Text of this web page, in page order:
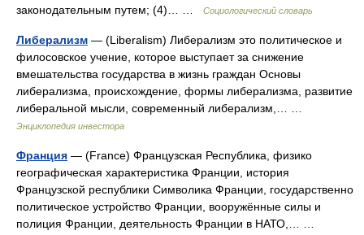
законодательным путем; (4)… …
Социологический словарь
Либерализм — (Liberalism) Либерализм это политическое и
филосовское учение, которое выступает за снижение
вмешательства государства в жизнь граждан Основы
либерализма, происхождение, формы либерализма, развитие
либеральной мысли, современный либерализм,… …
Энциклопедия инвестора
Франция — (France) Французская Республика, физико
географическая характеристика Франции, история
Французской республики Символика Франции, государственно
политическое устройство Франции, вооружённые силы и
полиция Франции, деятельность Франции в НАТО,… …